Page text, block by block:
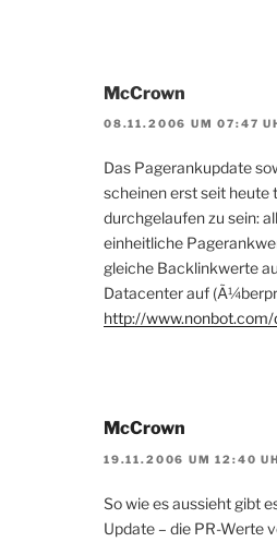
McCrown
08.11.2006 UM 07:47
Das Pagerankupdate
scheinen erst seit heute
durchgelaufen zu sein:
einheitliche
gleiche Backlinkwerte
Datacenter auf
http://
McCrown
19.11.2006 UM 12:40
So wie es aussieht gibt
Update – die PR-Werte